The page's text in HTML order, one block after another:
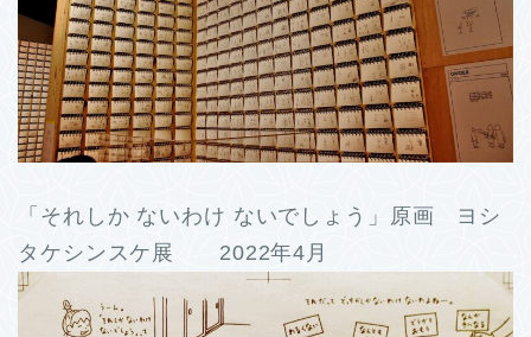
「それしか ないわけ ないでしょう」原画 ヨシ
タケシンスケ展 2022年4月